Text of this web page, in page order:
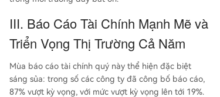
III. Báo Cáo Tài Chính Mạnh Mẽ và
Triển Vọng Thị Trường Cả Năm
Mùa báo cáo tài chính quý này thể hiện đặc biệt
sáng sủa: trong số các công ty đã công bố báo cáo,
87% vượt kỳ vọng, với mức vượt kỳ vọng lên tới 19%.